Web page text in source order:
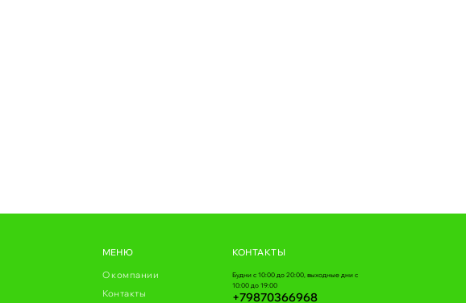
МЕНЮ
О компании
Контакты
КОНТАКТЫ
Будни с 10:00 до 20:00, выходные дни с
10:00 до 19:00
+79870366968